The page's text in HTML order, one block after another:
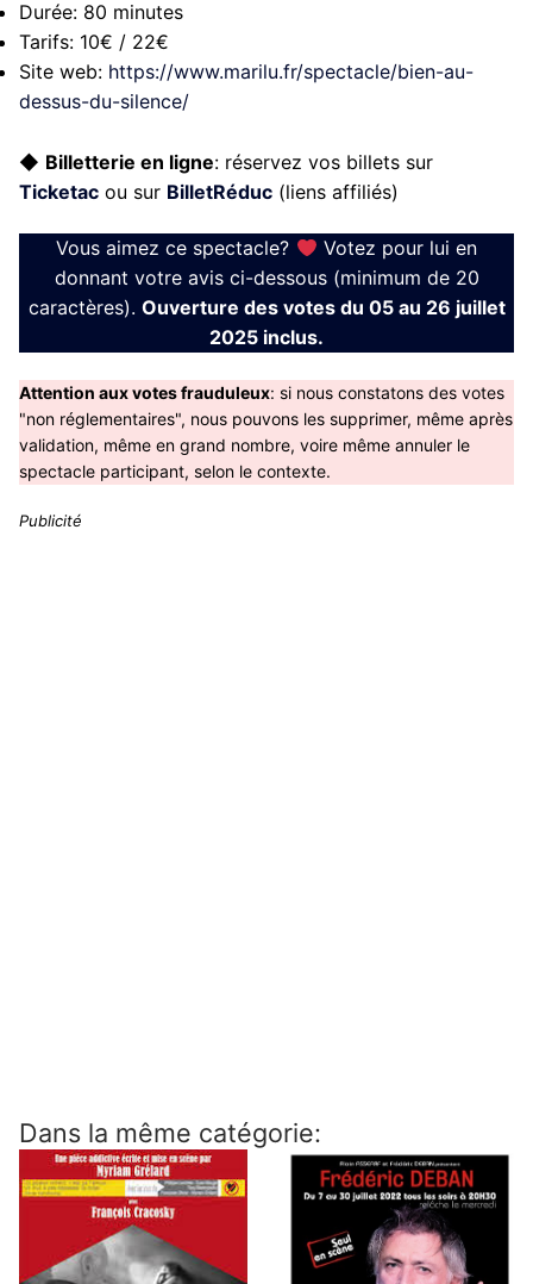
Durée: 80 minutes
Tarifs: 10€ / 22€
Site web: https://www.marilu.fr/spectacle/bien-au-
dessus-du-silence/
◆ Billetterie en ligne: réservez vos billets sur
Ticketac ou sur BilletRéduc (liens affiliés)
Vous aimez ce spectacle?
Votez pour lui en
donnant votre avis ci-dessous (minimum de 20
caractères). Ouverture des votes du 05 au 26 juillet
2025 inclus.
Attention aux votes frauduleux: si nous constatons des votes
"non réglementaires", nous pouvons les supprimer, même après
validation, même en grand nombre, voire même annuler le
spectacle participant, selon le contexte.
Publicité
Dans la même catégorie: